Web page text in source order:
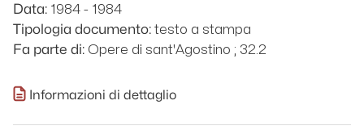
Data: 1984 - 1984
Tipologia documento: testo a stampa
Fa parte di: Opere di sant'Agostino ; 32.2
Informazioni di dettaglio